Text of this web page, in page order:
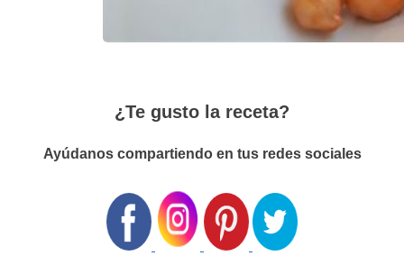
¿Te gusto la receta?
Ayúdanos compartiendo en tus redes sociales